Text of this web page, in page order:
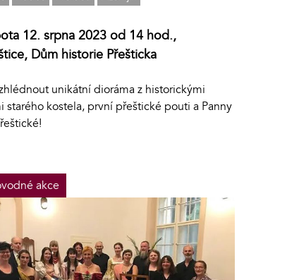
12. srpna 2023 od 14 hod.,
Dům historie Přešticka
unikátní dioráma z historickými
starého kostela, první přeštické pouti a Panny
akce